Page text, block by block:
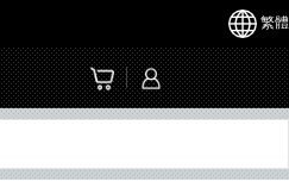
繁體